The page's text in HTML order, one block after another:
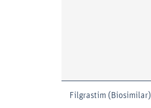
Filgrastim (Biosimilar)